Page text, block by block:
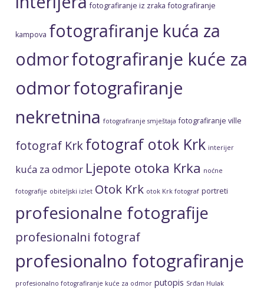
fotografiranje iz zraka fotografiranje
kampova fotografiranje kuća za
odmorfotografiranje kuće za
odmorfotografiranje
nekretnina fotografiranje smještaja fotografiranje ville
fotograf Krkfotograf otok Krk interijer
kuća za odmor Ljepote otoka Krka noćne
fotografije obiteljski izlet Otok Krk otok Krk fotograf portreti
profesionalne fotografije
profesionalni fotograf
profesionalno fotografiranje
profesionalno fotografiranje kuće za odmor putopis Srđan Hulak